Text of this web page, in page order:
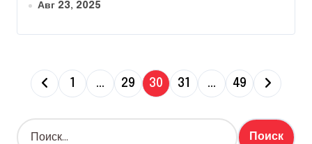
Авг 23, 2025
П
а
1 … 29 30 31 … 49
Н
а